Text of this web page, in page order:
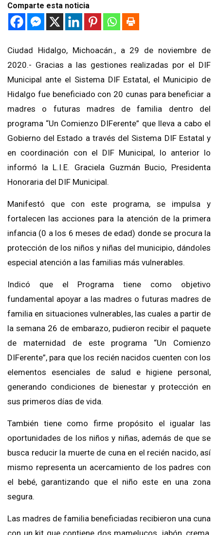
Comparte esta noticia
Ciudad Hidalgo, Michoacán., a 29 de noviembre de
2020.- Gracias a las gestiones realizadas por el DIF
Municipal ante el Sistema DIF Estatal, el Municipio de
Hidalgo fue beneficiado con 20 cunas para beneficiar a
madres o futuras madres de familia dentro del
programa “Un Comienzo DIFerente” que lleva a cabo el
Gobierno del Estado a través del Sistema DIF Estatal y
en coordinación con el DIF Municipal, lo anterior lo
informó la L.I.E. Graciela Guzmán Bucio, Presidenta
Honoraria del DIF Municipal.
Manifestó que con este programa, se impulsa y
fortalecen las acciones para la atención de la primera
infancia (0 a los 6 meses de edad) donde se procura la
protección de los niños y niñas del municipio, dándoles
especial atención a las familias más vulnerables.
Indicó que el Programa tiene como objetivo
fundamental apoyar a las madres o futuras madres de
familia en situaciones vulnerables, las cuales a partir de
la semana 26 de embarazo, pudieron recibir el paquete
de maternidad de este programa “Un Comienzo
DIFerente”, para que los recién nacidos cuenten con los
elementos esenciales de salud e higiene personal,
generando condiciones de bienestar y protección en
sus primeros días de vida.
También tiene como firme propósito el igualar las
oportunidades de los niños y niñas, además de que se
busca reducir la muerte de cuna en el recién nacido, así
mismo representa un acercamiento de los padres con
el bebé, garantizando que el niño este en una zona
segura.
Las madres de familia beneficiadas recibieron una cuna
con un kit que contiene dos mamelucos, jabón, crema,